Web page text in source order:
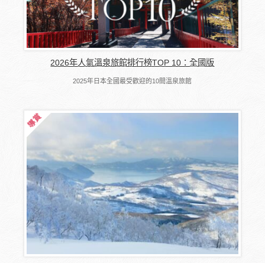
2026年人氣溫泉旅館排行榜TOP 10：全國版
2025年日本全國最受歡迎的10間溫泉旅館